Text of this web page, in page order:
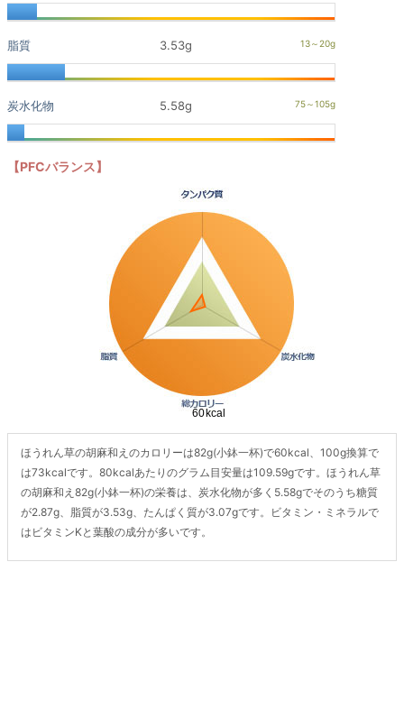
脂質 3.53g
炭水化物 5.58g
【PFCバランス】
ほうれん草の胡麻和えのカロリーは82g(小鉢一杯)で60kcal、100g換算で
は73kcalです。80kcalあたりのグラム目安量は109.59gです。ほうれん草
の胡麻和え82g(小鉢一杯)の栄養は、炭水化物が多く5.58gでそのうち糖質
が2.87g、脂質が3.53g、たんぱく質が3.07gです。ビタミン・ミネラルで
はビタミンKと葉酸の成分が多いです。